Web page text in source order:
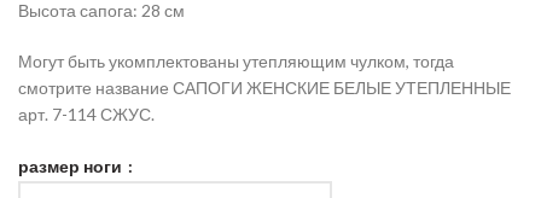
Высота сапога: 28 см
Могут быть укомплектованы утепляющим чулком, тогда
смотрите название САПОГИ ЖЕНСКИЕ БЕЛЫЕ УТЕПЛЕННЫЕ
арт. 7-114 СЖУС.
размер ноги